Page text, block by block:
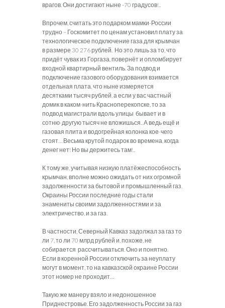
врагов. Они достигают ныне -70 градусов!..
Впрочем, считать это подарком мамки-России
трудно – Госкомитет по ценам установил плату за
технологическое подключение газа для крымчан
в размере 30 276 рублей. Но это лишь за то, что
придёт чувак из Горгаза, повернёт и опломбирует
входной квартирный вентиль. За подвод и
подключение газового оборудования взимается
отдельная плата, что ныне измеряется
десятками тысяч рублей, а если у вас частный
домик в каком-нить Красноперекопске, то за
подвод магистрали вдоль улицы бывает и в
сотню-другую тысяч не вложишься.. А ведь ещё и
газовая плита и водогрейная колонка кое-чего
стоят… Весьма крутой подарок во времена, когда
денег нет! Но вы держитесь там!..
К тому же, учитывая низкую платёжеспособность
крымчан, вполне можно ожидать от них огромной
задолженности за бытовой и промышленный газ.
Окраины России последние годы стали
знамениты своими задолженностями и за
электричество, и за газ.
В частности, Северный Кавказ задолжал за газ то
ли 7, то ли 70 млрд рублей и, похоже, не
собирается рассчитываться. Оно и понятно.
Если в коренной России отключить за неуплату
могут в момент, то на кавказской окраине России
этот номер не проходит…
Такую же манеру взяло и недоношенное
Приднестровье. Его задолженность России за газ